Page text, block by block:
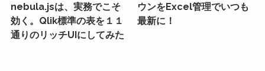
nebula.jsは、実務でこそ
効く。Qlik標準の表を１１
通りのリッチUIにしてみた
ウンをExcel管理でいつも
最新に！